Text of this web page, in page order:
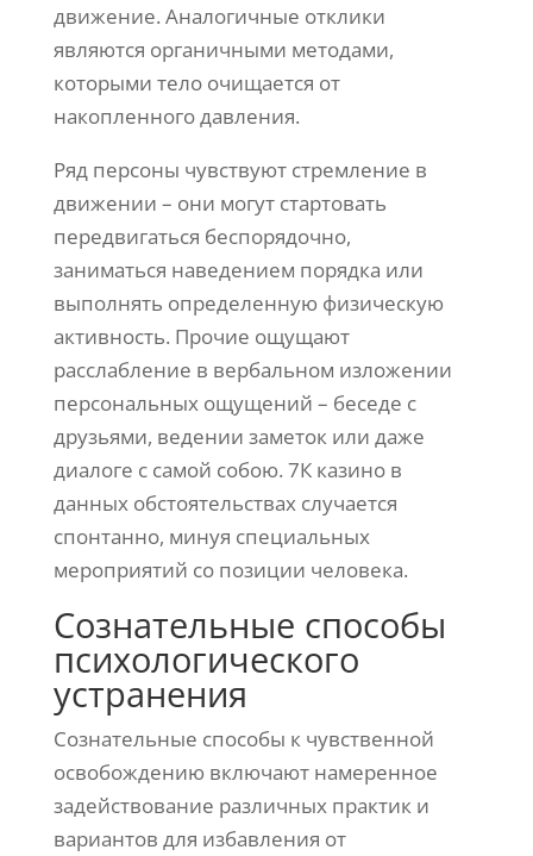
движение. Аналогичные отклики
являются органичными методами,
которыми тело очищается от
накопленного давления.
Ряд персоны чувствуют стремление в
движении – они могут стартовать
передвигаться беспорядочно,
заниматься наведением порядка или
выполнять определенную физическую
активность. Прочие ощущают
расслабление в вербальном изложении
персональных ощущений – беседе с
друзьями, ведении заметок или даже
диалоге с самой собою. 7К казино в
данных обстоятельствах случается
спонтанно, минуя специальных
мероприятий со позиции человека.
Сознательные способы
психологического
устранения
Сознательные способы к чувственной
освобождению включают намеренное
задействование различных практик и
вариантов для избавления от